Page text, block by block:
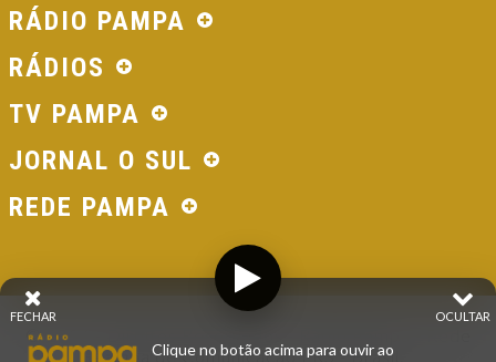
RÁDIO PAMPA
RÁDIOS
TV PAMPA
JORNAL O SUL
REDE PAMPA
© 2026 - Direitos Reservados - Rádio Pampa - Rede
Pampa de Comunicação | RS - Brasil.
OCULTAR
FECHAR
Clique no botão acima para ouvir ao